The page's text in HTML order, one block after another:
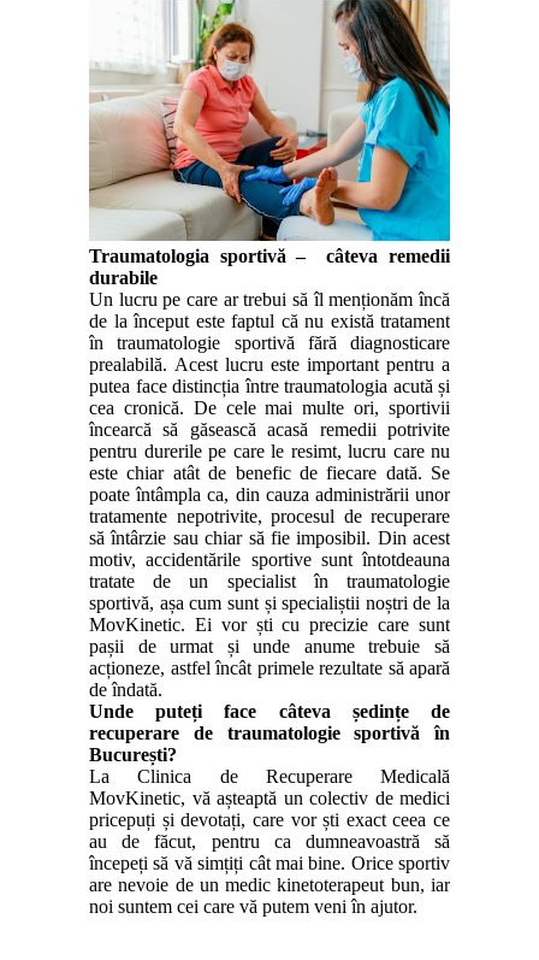
Traumatologia sportivă –
câteva remedii
durabile
Un lucru pe care ar trebui să îl menționăm încă
de la început este faptul că nu există tratament
în traumatologie sportivă fără diagnosticare
prealabilă. Acest lucru este important pentru a
putea face distincția între traumatologia acută și
cea cronică. De cele mai multe ori, sportivii
încearcă să găsească acasă remedii potrivite
pentru durerile pe care le resimt, lucru care nu
este chiar atât de benefic de fiecare dată. Se
poate întâmpla ca, din cauza administrării unor
tratamente nepotrivite, procesul de recuperare
să întârzie sau chiar să fie imposibil. Din acest
motiv, accidentările sportive sunt întotdeauna
tratate de un specialist în traumatologie
sportivă, așa cum sunt și specialiștii noștri de la
MovKinetic. Ei vor ști cu precizie care sunt
pașii de urmat și unde anume trebuie să
acționeze, astfel încât primele rezultate să apară
de îndată.
Unde puteți face câteva ședințe de
recuperare de traumatologie sportivă în
București?
La Clinica de Recuperare Medicală
MovKinetic, vă așteaptă un colectiv de medici
pricepuți și devotați, care vor ști exact ceea ce
au de făcut, pentru ca dumneavoastră să
începeți să vă simțiți cât mai bine. Orice sportiv
are nevoie de un medic kinetoterapeut bun, iar
noi suntem cei care vă putem veni în ajutor.